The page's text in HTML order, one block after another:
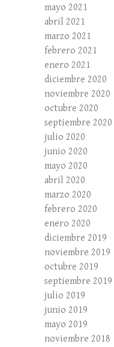
mayo 2021
abril 2021
marzo 2021
febrero 2021
enero 2021
diciembre 2020
noviembre 2020
octubre 2020
septiembre 2020
julio 2020
junio 2020
mayo 2020
abril 2020
marzo 2020
febrero 2020
enero 2020
diciembre 2019
noviembre 2019
octubre 2019
septiembre 2019
julio 2019
junio 2019
mayo 2019
noviembre 2018